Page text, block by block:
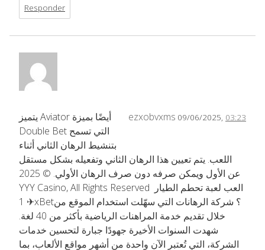
Responder
ezxobvxms 09/06/2025, 03:23
يتميز Aviator أيضًا بميزة
Double Bet التي تسمح
بتنشيط الرهان الثاني أثناء
اللعب. يتم تعيين هذا الرهان الثاني وتفعيله بشكل مستقل
عن الأول ويمكن صرفه دون صرف الرهان الأولي. © 2025
YYY Casino, All Rights Reserved العب لعبة تحطم الطيار
✈ 1xBet؟ شركة الرهانات التي سهّلت استخدام الموقع من
خلال تقديم خدمة المراهنات الرياضية بأكثر من 40 لغة.
شهدت السنوات الأخيرة جهودًا جبارة لتحسين خدمات
الشركة، التي تُعتبر الآن واحدة من أشهر مواقع الألعاب، بما